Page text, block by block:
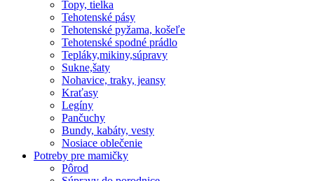
Topy, tielka
Tehotenské pásy
Tehotenské pyžama, košeľe
Tehotenské spodné prádlo
Tepláky,mikiny,súpravy
Sukne,šaty
Nohavice, traky, jeansy
Kraťasy
Legíny
Pančuchy
Bundy, kabáty, vesty
Nosiace oblečenie
Potreby pre mamičky
Pôrod